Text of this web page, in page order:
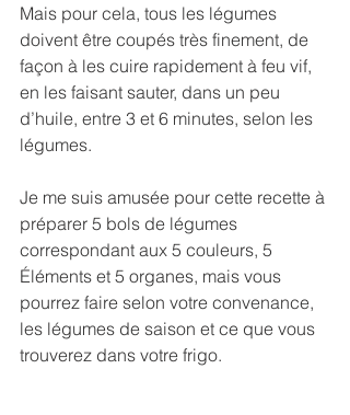
Mais pour cela, tous les légumes
doivent être coupés très finement, de
façon à les cuire rapidement à feu vif,
en les faisant sauter, dans un peu
d’huile, entre 3 et 6 minutes, selon les
légumes.
Je me suis amusée pour cette recette à
préparer 5 bols de légumes
correspondant aux 5 couleurs, 5
Éléments et 5 organes, mais vous
pourrez faire selon votre convenance,
les légumes de saison et ce que vous
trouverez dans votre frigo.